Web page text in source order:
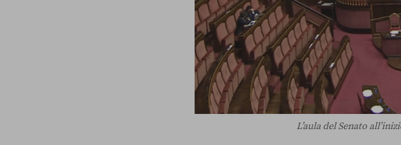
L’aula del Senato